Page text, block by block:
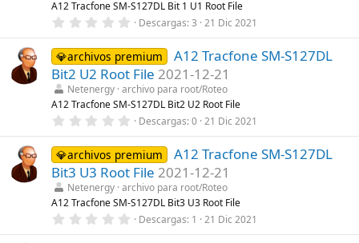
e
l
a
(
s
A12 Tracfone SM-S127DL Bit 1 U1 Root File
0
0
0
e
s
t
r
e
l
a
(
s
Descargas 3 21 Dic 2021
💎archivos premium
A12 Tracfone SM-S127DL
Bit2 U2 Root File 2021-12-21
Netenergy archivo para root/Roteo
A12 Tracfone SM-S127DL Bit2 U2 Root File
0
0
0
e
s
t
r
e
l
Descargas 0 21 Dic 2021
💎archivos premium
A12 Tracfone SM-S127DL
Bit3 U3 Root File 2021-12-21
Netenergy archivo para root/Roteo
A12 Tracfone SM-S127DL Bit3 U3 Root File
0 Descargas 1 21 Dic 2021